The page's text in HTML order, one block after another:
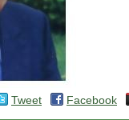
Tweet Facebook